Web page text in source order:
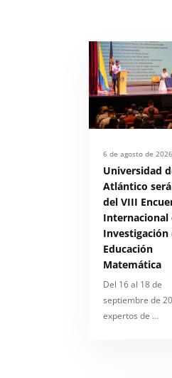
6 de agosto de 2026
Universidad
Atlántico
del VIII
Internacional
Investigación
Educación
Matemática
Del 16 al 18 de
septiembre de
expertos de …